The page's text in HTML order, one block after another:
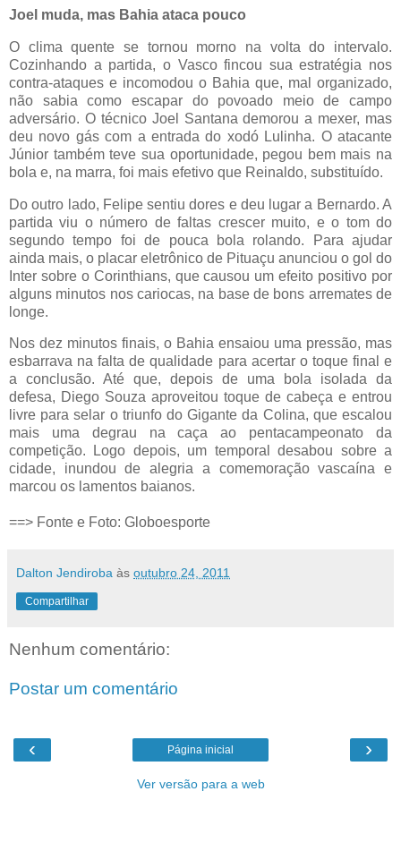
Joel muda, mas Bahia ataca pouco
O clima quente se tornou morno na volta do intervalo.
Cozinhando a partida, o Vasco fincou sua estratégia nos
contra-ataques e incomodou o Bahia que, mal organizado,
não sabia como escapar do povoado meio de campo
adversário. O técnico Joel Santana demorou a mexer, mas
deu novo gás com a entrada do xodó Lulinha. O atacante
Júnior também teve sua oportunidade, pegou bem mais na
bola e, na marra, foi mais efetivo que Reinaldo, substituído.
Do outro lado, Felipe sentiu dores e deu lugar a Bernardo. A
partida viu o número de faltas crescer muito, e o tom do
segundo tempo foi de pouca bola rolando. Para ajudar
ainda mais, o placar eletrônico de Pituaçu anunciou o gol do
Inter sobre o Corinthians, que causou um efeito positivo por
alguns minutos nos cariocas, na base de bons arremates de
longe.
Nos dez minutos finais, o Bahia ensaiou uma pressão, mas
esbarrava na falta de qualidade para acertar o toque final e
a conclusão. Até que, depois de uma bola isolada da
defesa, Diego Souza aproveitou toque de cabeça e entrou
livre para selar o triunfo do Gigante da Colina, que escalou
mais uma degrau na caça ao pentacampeonato da
competição. Logo depois, um temporal desabou sobre a
cidade, inundou de alegria a comemoração vascaína e
marcou os lamentos baianos.
==> Fonte e Foto: Globoesporte
Dalton Jendiroba às outubro 24, 2011
Compartilhar
Nenhum comentário:
Postar um comentário
‹ ›
Página inicial
Ver versão para a web